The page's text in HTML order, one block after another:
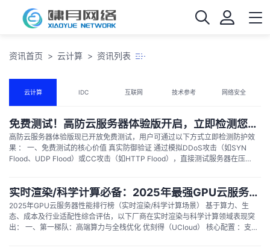
资讯首页 云计算 资讯列表
云计算 IDC 互联网 技术参考 网络安全
免费测试！高防云服务器体验版开启，立即检测您的防护效果
高防云服务器体验版现已开放免费测试，用户可通过以下方式立即检测防护效
果 ： 一、免费测试的核心价值 真实防御验证 通过模拟DDoS攻击（如SYN
Flood、UDP Flood）或CC攻击（如HTTP Flood），直接测试服务器在压力
实时渲染/科学计算必备：2025年最强GPU云服务器性能排行榜
2025年GPU云服务器性能排行榜（实时渲染/科学计算场景） 基于算力、生
态、成本及行业适配性综合评估，以下厂商在实时渲染与科学计算领域表现突
出： 一、第一梯队：高端算力与全栈优化 优刻得（UCloud） 核心配置 ：支